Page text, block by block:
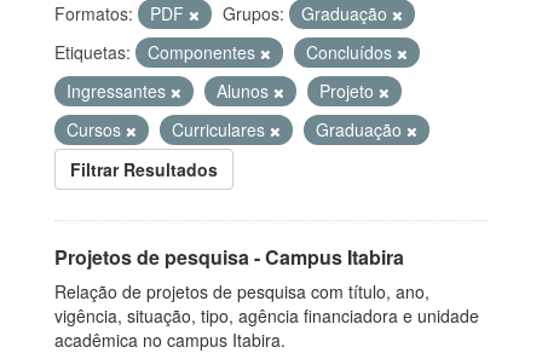
Formatos: PDF Grupos:
Graduação
Etiquetas:
Componentes
Concluídos
Ingressantes
Alunos
Projeto
Cursos
Curriculares
Graduação
Filtrar Resultados
Projetos de pesquisa - Campus Itabira
Relação de projetos de pesquisa com título, ano,
vigência, situação, tipo, agência financiadora e unidade
acadêmica no campus Itabira.